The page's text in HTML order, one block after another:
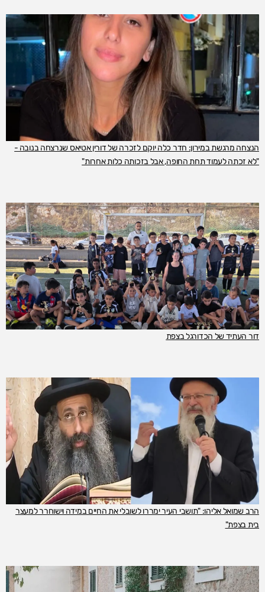
הנצחה מרגשת במירון: חדר כלה יוקם לזכרה של דורין אטיאס שנרצחה בנובה -
"לא זכתה לעמוד תחת החופה, אבל בזכותה כלות אחרות"
דור העתיד של הכדורגל בצפת
הרב שמואל אליהו: "תושבי העיר ימררו לשובלי את החיים במידה וישוחרר למעצר
בית בצפת"